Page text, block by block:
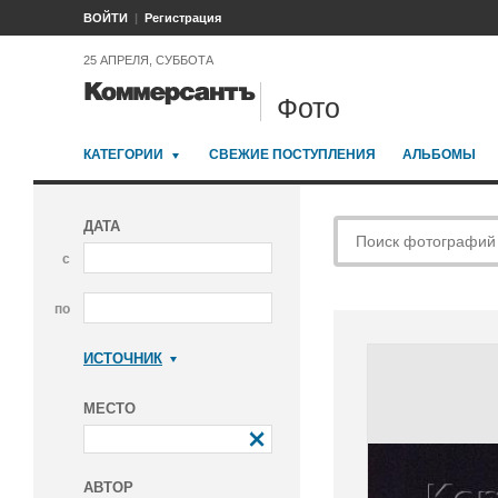
ВОЙТИ Регистрация
25 АПРЕЛЯ, СУББОТА
Фото
КАТЕГОРИИ СВЕЖИЕ ПОСТУПЛЕНИЯ АЛЬБОМЫ
ДАТА
с
по
ИСТОЧНИК
МЕСТО
АВТОР